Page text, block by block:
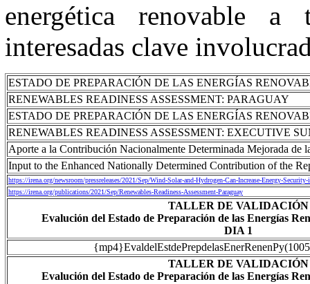
energética renovable
interesadas clave
ESTADO DE PREPARACIÓN DE LAS ENERGÍAS
RENEWABLES READINESS ASSESSMENT: PARAGUAY
ESTADO DE PREPARACIÓN DE LAS ENERGÍAS
RENEWABLES READINESS ASSESSMENT: EXECUTIVE
Aporte a la Contribución Nacionalmente Determinada Mejorada de
Input to the Enhanced Nationally Determined Contribution of the
https://irena.org/newsroom/pressreleases/2021/Sep/Wind-Solar-and-Hydrogen-Can-Increase-Energy-Security-
https://irena.org/publications/2021/Sep/Renewables-Readiness-Assessment-Paraguay
TALLER DE VALIDACIÓN
Evalución del Estado de Preparación de las Energías
DIA 1
TALLER DE VALIDACIÓN
Evalución del Estado de Preparación de las Energías